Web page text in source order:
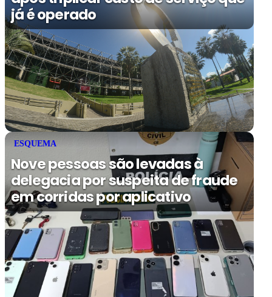
já é operado
ESQUEMA
Nove pessoas são levadas à
delegacia por suspeita de fraude
em corridas por aplicativo